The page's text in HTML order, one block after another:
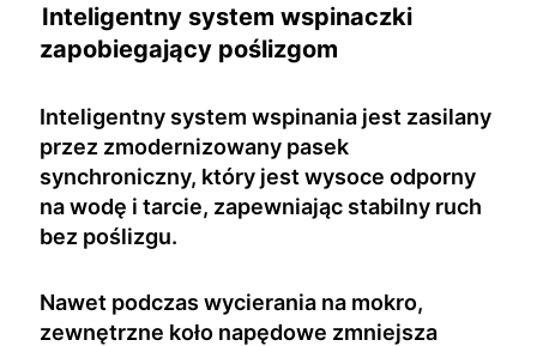
Inteligentny system wspinaczki
zapobiegający poślizgom
Inteligentny system wspinania jest zasilany
przez zmodernizowany pasek
synchroniczny, który jest wysoce odporny
na wodę i tarcie, zapewniając stabilny ruch
bez poślizgu.
Nawet podczas wycierania na mokro,
zewnętrzne koło napędowe zmniejsza